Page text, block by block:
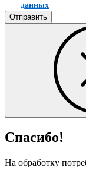
данных
Отправить
Спасибо!
На обработку